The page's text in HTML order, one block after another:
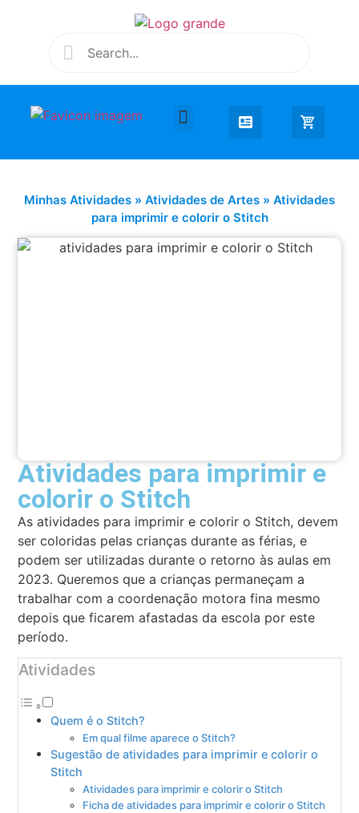
Minhas Atividades » Atividades de Artes » Atividades
para imprimir e colorir o Stitch
Atividades para imprimir e
colorir o Stitch
As atividades para imprimir e colorir o Stitch, devem
ser coloridas pelas crianças durante as férias, e
podem ser utilizadas durante o retorno às aulas em
2023. Queremos que a crianças permaneçam a
trabalhar com a coordenação motora fina mesmo
depois que ficarem afastadas da escola por este
período.
Atividades
Quem é o Stitch?
Em qual filme aparece o Stitch?
Sugestão de atividades para imprimir e colorir o
Stitch
Atividades para imprimir e colorir o Stitch
Ficha de atividades para imprimir e colorir o Stitch